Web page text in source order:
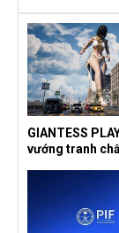
GIANTESS
vướng tranh
ngầm chiếm